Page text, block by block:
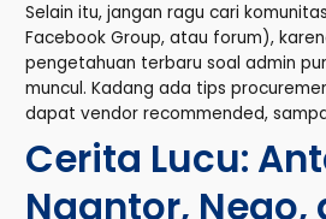
Selain itu, jangan ragu cari
Facebook Group, atau forum),
pengetahuan terbaru soal admin
muncul. Kadang ada tips
dapat vendor recommended,
Cerita Lucu:
Ngantor, Nego,